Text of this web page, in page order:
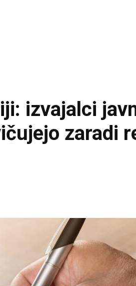
izvajalci
zaradi